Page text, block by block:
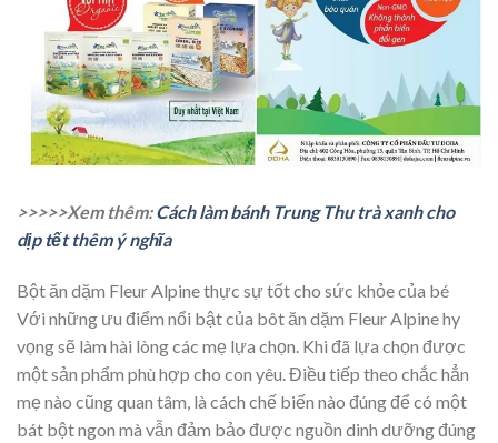
>>>>>Xem thêm:Cách làm bánh Trung Thu trà xanh cho
dịp tết thêm ý nghĩa
Bột ăn dặm Fleur Alpine thực sự tốt cho sức khỏe của bé
Với những ưu điểm nổi bật của bôt ăn dặm Fleur Alpine hy
vọng sẽ làm hài lòng các mẹ lựa chọn. Khi đã lựa chọn được
một sản phẩm phù hợp cho con yêu. Điều tiếp theo chắc hẳn
mẹ nào cũng quan tâm, là cách chế biến nào đúng để có một
bát bột ngon mà vẫn đảm bảo được nguồn dinh dưỡng đúng